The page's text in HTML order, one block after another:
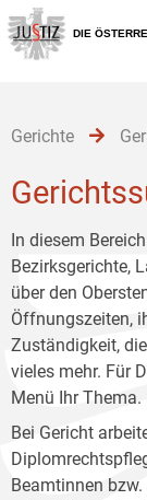
Zur
Hauptnavigation
[1]
Zum
Inhalt
[2]
Zum
Untermenü
[3]
DIE
Gerichte
In diesem
Bezirksgerichte,
über den
Öffnungszeiten,
Zuständigkeit,
vieles mehr. Für
Menü Ihr
Bei Gericht
Beamtinnen